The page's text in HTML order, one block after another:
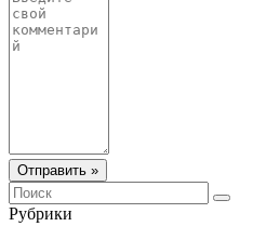
Отправить »
Рубрики